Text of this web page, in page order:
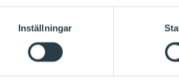
Inställningar
OM FONDER MED